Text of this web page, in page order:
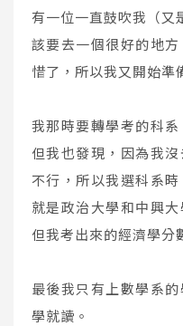
有一位一直鼓吹我（
該要去一個很好的地
惜了，所以我又開始準
我那時要轉學考的科
但我也發現，因為我
不行，所以我選科系
就是政治大學和中興
但我考出來的經濟學分
最後我只有上數學系
學就讀。